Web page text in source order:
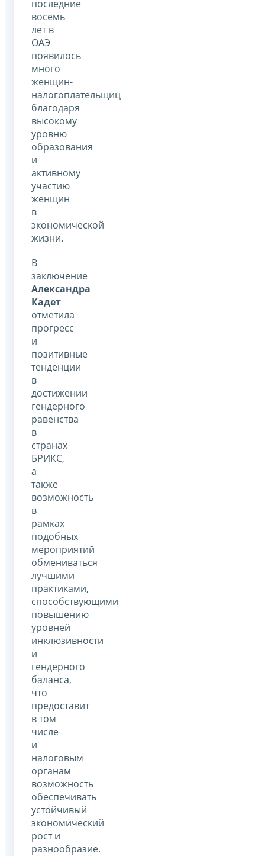
последние
восемь
лет в
ОАЭ
появилось
много
женщин-
налогоплательщиц
благодаря
высокому
уровню
образования
и
активному
участию
женщин
в
экономической
жизни.
В
заключение
Александра
Кадет
отметила
прогресс
и
позитивные
тенденции
в
достижении
гендерного
равенства
в
странах
БРИКС,
а
также
возможность
в
рамках
подобных
мероприятий
обмениваться
лучшими
практиками,
способствующими
повышению
уровней
инклюзивности
и
гендерного
баланса,
что
предоставит
в том
числе
и
налоговым
органам
возможность
обеспечивать
устойчивый
экономический
рост и
разнообразие.